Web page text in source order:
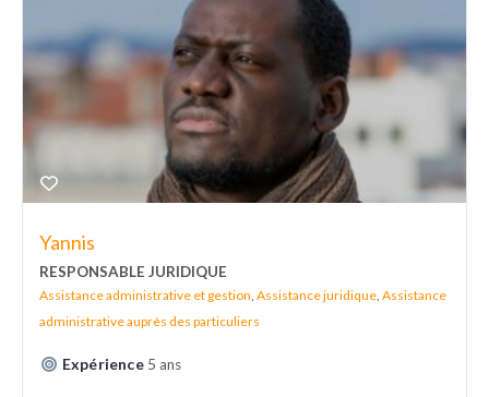
Yannis
RESPONSABLE JURIDIQUE
Assistance administrative et gestion, Assistance juridique, Assistance
administrative auprès des particuliers
Expérience 5 ans